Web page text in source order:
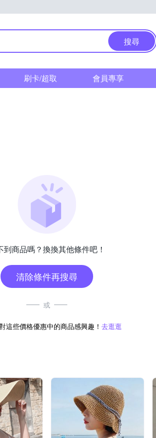
搜尋
刷卡/超取 會員專享
到商品嗎？換換其他條件吧！
清除條件再搜尋
或
這些價格優惠中的商品感興趣！ 去逛逛